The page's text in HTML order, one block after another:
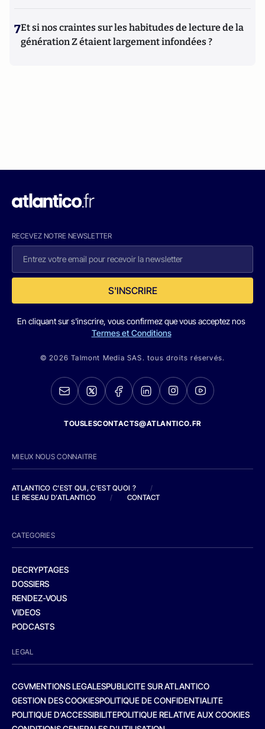
7Et si nos craintes sur les habitudes de lecture de la
génération Z étaient largement infondées ?
RECEVEZ NOTRE NEWSLETTER
S'INSCRIRE
En cliquant sur s'inscrire, vous confirmez que vous acceptez nos
Termes et Conditions
© 2026 Talmont Media SAS. tous droits réservés.
TOUSLESCONTACTS@ATLANTICO.FR
MIEUX NOUS CONNAITRE
ATLANTICO C'EST QUI, C'EST QUOI ?
/
LE RESEAU D'ATLANTICO
/ CONTACT
CATEGORIES
DECRYPTAGES
DOSSIERS
RENDEZ-VOUS
VIDEOS
PODCASTS
LEGAL
CGVMENTIONS LEGALESPUBLICITE SUR ATLANTICO
GESTION DES COOKIESPOLITIQUE DE CONFIDENTIALITE
POLITIQUE D’ACCESSIBILITEPOLITIQUE RELATIVE AUX COOKIES